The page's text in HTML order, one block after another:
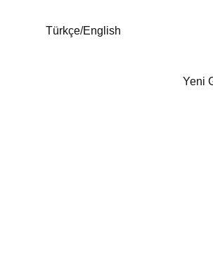
Türkçe/English
Yeni